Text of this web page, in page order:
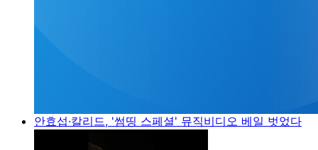
안효섭·칼리드, '썸띵 스페셜' 뮤직비디오 베일 벗었다